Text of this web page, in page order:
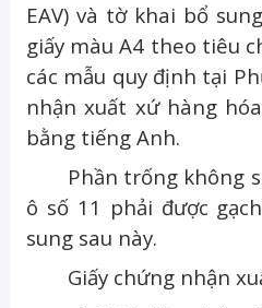
EAV) và tờ khai bổ
giấy màu A4 theo tiêu
các mẫu quy định tại
nhận xuất xứ hàng
bằng tiếng Anh.
Phần trống không
ô số 11 phải được
sung sau này.
Giấy chứng nhận